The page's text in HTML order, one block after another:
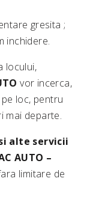
gresita ;
inchidere.
locului,
vor incerca,
loc, pentru
mai departe.
alte servicii
AUTO –
limitare de